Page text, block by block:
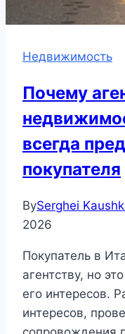
Недвижимость
Почему
всегда
покупателя
BySerghei
2026
Покупатель в
агентству, но
его интересов.
интересов,